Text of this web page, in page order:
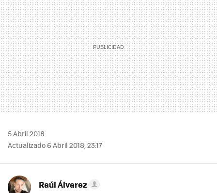
5 Abril 2018
Actualizado 6 Abril 2018, 23:17
Raúl Álvarez